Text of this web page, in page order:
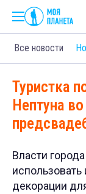
Все новости
Туристка
Нептуна
Власти
декорации